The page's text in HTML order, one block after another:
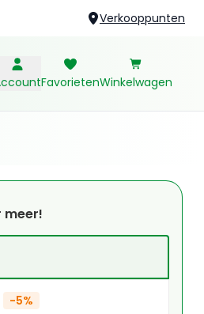
Verkooppunten
FavorietenWinkelwagen
meer!
-5%